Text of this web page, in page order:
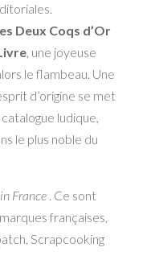
Deux Coqs d’Or
, une joyeuse
le flambeau. Une
d’origine se met
ludique,
le plus noble du
France. Ce sont
françaises,
Scrapcooking